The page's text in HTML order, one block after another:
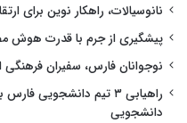
نانوسیالات، راهکار نوین برای
پیشگیری از جرم با قدرت هوش
نوجوانان فارس، سفیران
راهیابی ۳ تیم
دانشجویی